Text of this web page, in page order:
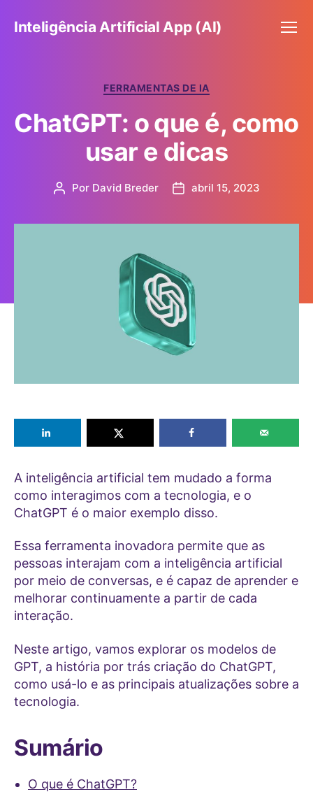
Inteligência Artificial App (AI)
Categorias
FERRAMENTAS DE IA
ChatGPT: o que é, como
usar e dicas
Autor
Por David Breder
Dataabril 15, 2023
A inteligência artificial tem mudado a forma
como interagimos com a tecnologia, e o
ChatGPT é o maior exemplo disso.
Essa ferramenta inovadora permite que as
pessoas interajam com a inteligência artificial
por meio de conversas, e é capaz de aprender e
melhorar continuamente a partir de cada
interação.
Neste artigo, vamos explorar os modelos de
GPT, a história por trás criação do ChatGPT,
como usá-lo e as principais atualizações sobre a
tecnologia.
Sumário
O que é ChatGPT?